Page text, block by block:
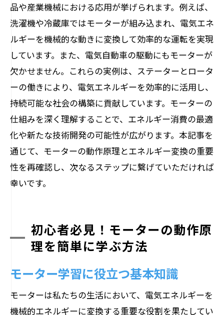
品や産業機械における応用が挙げられます。例えば、
洗濯機や冷蔵庫ではモーターが組み込まれ、電気エネ
ルギーを機械的な動きに変換して効率的な運転を実現
しています。また、電気自動車の駆動にもモーターが
欠かせません。これらの実例は、ステーターとロータ
ーの働きにより、電気エネルギーを効率的に活用し、
持続可能な社会の構築に貢献しています。モーターの
仕組みを深く理解することで、エネルギー消費の最適
化や新たな技術開発の可能性が広がります。本記事を
通じて、モーターの動作原理とエネルギー変換の重要
性を再確認し、次なるステップに繋げていただければ
幸いです。
初心者必見！モーターの動作原
理を簡単に学ぶ方法
モーター学習に役立つ基本知識
モーターは私たちの生活において、電気エネルギーを
機械的エネルギーに変換する重要な役割を果たしてい